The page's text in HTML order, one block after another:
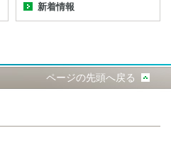
新着情報
ページの先頭へ戻る